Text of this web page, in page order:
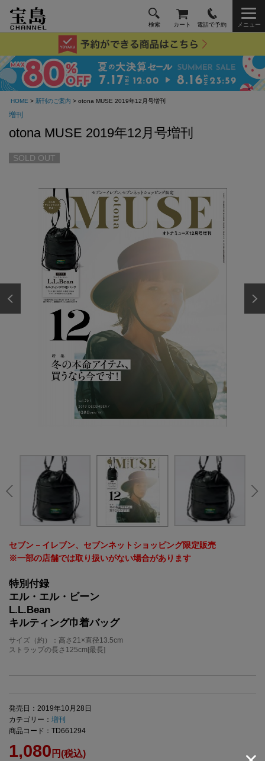
検索 カート 電話で予約 メニュー
HOME > 新刊のご案内 > otona MUSE 2019年12月号増刊
増刊
otona MUSE 2019年12月号増刊
SOLD OUT
セブン－イレブン、セブンネットショッピング限定販売
※一部の店舗では取り扱いがない場合があります
特別付録
エル・エル・ビーン
L.L.Bean
キルティング巾着バッグ
サイズ（約）：高さ21×直径13.5cm
ストラップの長さ125cm[最長]
発売日：2019年10月28日
カテゴリー： 増刊
商品コード：TD661294
1,080 円(税込)